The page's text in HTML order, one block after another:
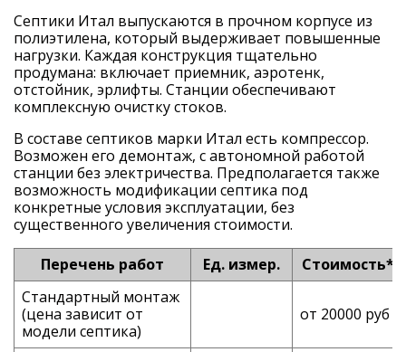
Септики Итал выпускаются в прочном корпусе из
полиэтилена, который выдерживает повышенные
нагрузки. Каждая конструкция тщательно
продумана: включает приемник, аэротенк,
отстойник, эрлифты. Станции обеспечивают
комплексную очистку стоков.
В составе септиков марки Итал есть компрессор.
Возможен его демонтаж, с автономной работой
станции без электричества. Предполагается также
возможность модификации септика под
конкретные условия эксплуатации, без
существенного увеличения стоимости.
Перечень работ
Ед. измер.
Стоимость*
Стандартный монтаж
(цена зависит от
модели септика)
от 20000 руб